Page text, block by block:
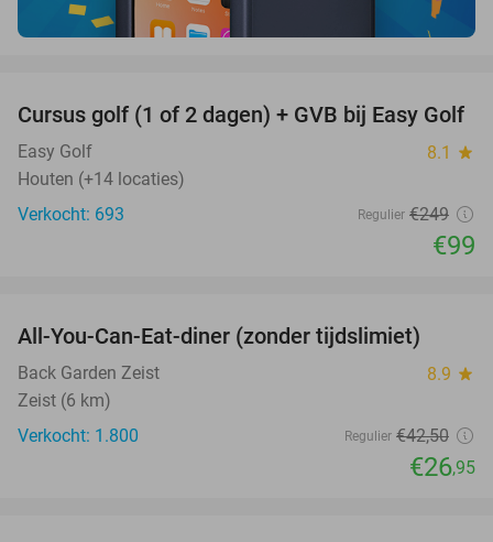
60%
Cursus golf (1 of 2 dagen) + GVB bij Easy Golf
Easy Golf 8.1 star
Houten (+14 locaties)
Verkocht: 693
Regulier €249
€99
All-You-Can-Eat-diner (zonder tijdslimiet)
Back Garden Zeist 8.9 star
Zeist (6 km)
Verkocht: 1.800
Regulier €42,50
€26,95